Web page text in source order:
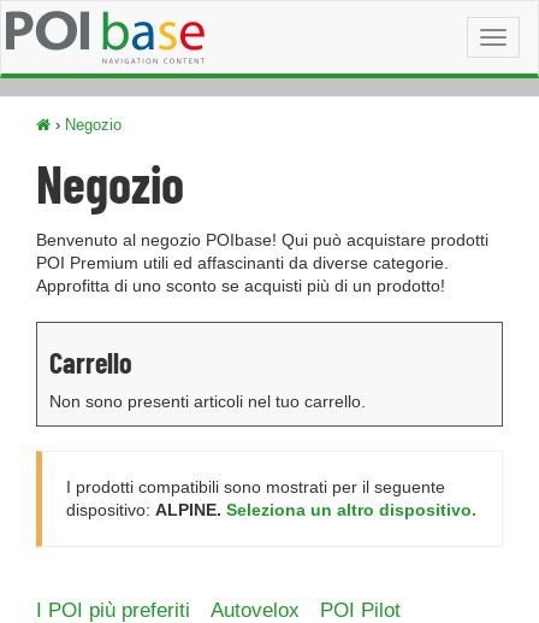
› Negozio
Negozio
Benvenuto al negozio POIbase! Qui può acquistare prodotti
POI Premium utili ed affascinanti da diverse categorie.
Approfitta di uno sconto se acquisti più di un prodotto!
Carrello
Non sono presenti articoli nel tuo carrello.
I prodotti compatibili sono mostrati per il seguente
dispositivo: ALPINE. Seleziona un altro dispositivo.
I POI più preferiti Autovelox POI Pilot